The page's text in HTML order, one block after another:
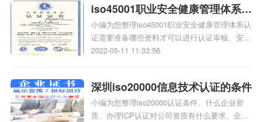
哪些资质认证保健食品生产企业需要哪些资质认
证相关iso体系认证知识、如何在食品加工企业
的整合ISO9001和ISO22000体系，详情可查看
下方正文！
iso45001职业安全健康管理体系认
证需要的材料
小编为您整理iso45001职业安全健康管理体系认
证需要准备哪些资料才可以进行认证审核、安防
资质企业、如何申请安防工程企业资质证书、
资质、安全技术防范行业资质和安防工程企业资
质一样吗相关iso体系认证知识、iso45001是什
么体系，详情可查看下方正文！
2022-05-11 11:33:56
深圳iso20000信息技术认证的条件
小编为您整理iso20000认证条件、什么企业资
质、办理ICP认证对公司资质有什么要求、企业